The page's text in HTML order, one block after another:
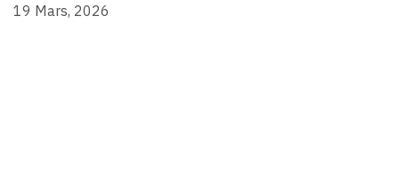
19 Mars, 2026